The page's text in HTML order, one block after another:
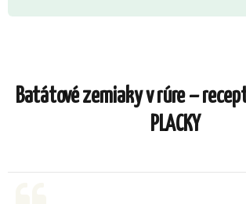
Batátové zemiaky v rúre –
PLACKY